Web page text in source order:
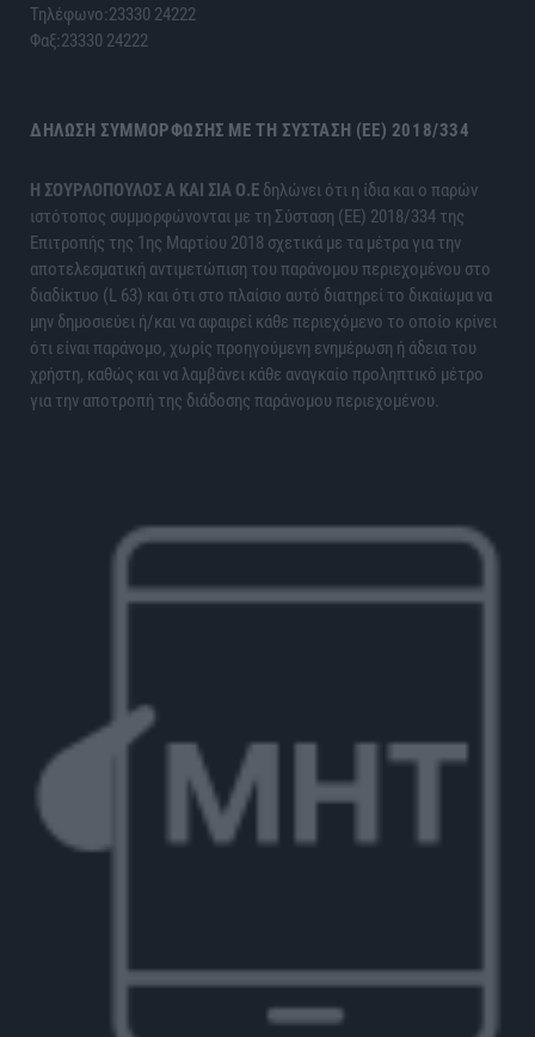
Τηλέφωνο:23330 24222
Φαξ:23330 24222
ΔΉΛΩΣΗ ΣΥΜΜΌΡΦΩΣΗΣ ΜΕ ΤΗ ΣΎΣΤΑΣΗ (ΕΕ) 2018/334
H ΣΟΥΡΛΟΠΟΥΛΟΣ Α ΚΑΙ ΣΙΑ Ο.Ε δηλώνει ότι η ίδια και ο παρών
ιστότοπος συμμορφώνονται με τη Σύσταση (ΕΕ) 2018/334 της
Επιτροπής της 1ης Μαρτίου 2018 σχετικά με τα μέτρα για την
αποτελεσματική αντιμετώπιση του παράνομου περιεχομένου στο
διαδίκτυο (L 63) και ότι στο πλαίσιο αυτό διατηρεί το δικαίωμα να
μην δημοσιεύει ή/και να αφαιρεί κάθε περιεχόμενο το οποίο κρίνει
ότι είναι παράνομο, χωρίς προηγούμενη ενημέρωση ή άδεια του
χρήστη, καθώς και να λαμβάνει κάθε αναγκαίο προληπτικό μέτρο
για την αποτροπή της διάδοσης παράνομου περιεχομένου.